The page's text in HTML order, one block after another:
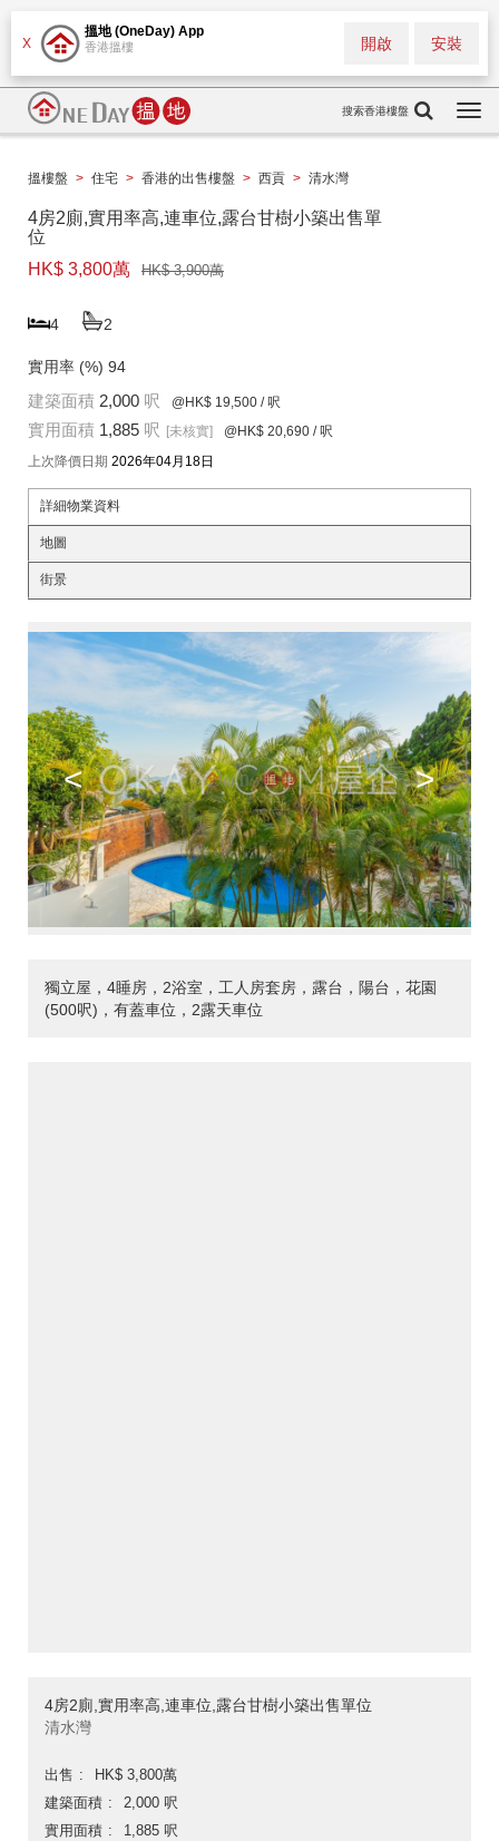
X
搵地 (OneDay) App
香港搵樓 安裝
開啟
搜索香港樓盤
搵樓盤 > 住宅 > 香港的出售樓盤 > 西貢 > 清水灣
4房2廁,實用率高,連車位,露台甘樹小築出售單
位
HK$ 3,800萬
HK$ 3,900萬
4 2
實用率 (%) 94
建築面積 2,000 呎 @HK$ 19,500 / 呎
實用面積 1,885 呎 [未核實] @HK$ 20,690 / 呎
上次降價日期 2026年04月18日
詳細物業資料
地圖
街景
< >
獨立屋，4睡房，2浴室，工人房套房，露台，陽台，花園
(500呎)，有蓋車位，2露天車位
4房2廁,實用率高,連車位,露台甘樹小築出售單位
清水灣
出售
HK$ 3,800萬
建築面積
2,000 呎
實用面積
1,885 呎